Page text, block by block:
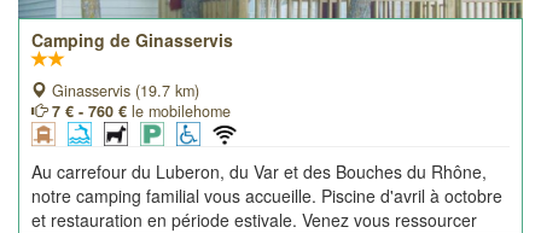
Camping de Ginasservis
Ginasservis (19.7 km)
7 € - 760 € le mobilehome
Au carrefour du Luberon, du Var et des Bouches du Rhône,
notre camping familial vous accueille. Piscine d'avril à octobre
et restauration en période estivale. Venez vous ressourcer